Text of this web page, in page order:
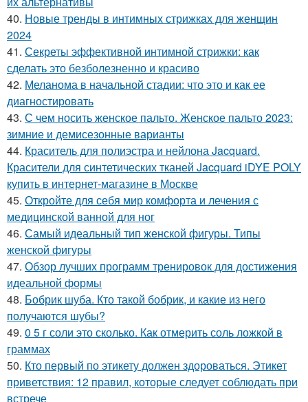
40. Новые тренды в интимных стрижках для женщин
2024
41. Секреты эффективной интимной стрижки: как
сделать это безболезненно и красиво
42. Меланома в начальной стадии: что это и как ее
диагностировать
43. С чем носить женское пальто. Женское пальто 2023:
зимние и демисезонные варианты
44. Краситель для полиэстра и нейлона Jacquard.
Красители для синтетических тканей Jacquard iDYE POLY
купить в интернет-магазине в Москве
45. Откройте для себя мир комфорта и лечения с
медицинской ванной для ног
46. Самый идеальный тип женской фигуры. Типы
женской фигуры
47. Обзор лучших программ тренировок для достижения
идеальной формы
48. Бобрик шуба. Кто такой бобрик, и какие из него
получаются шубы?
49. 0 5 г соли это сколько. Как отмерить соль ложкой в
граммах
50. Кто первый по этикету должен здороваться. Этикет
приветствия: 12 правил, которые следует соблюдать при
встрече